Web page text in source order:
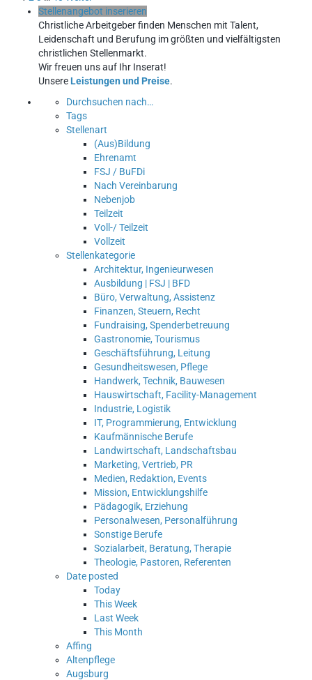
Stellenangebot inserieren
Christliche Arbeitgeber finden Menschen mit Talent,
Leidenschaft und Berufung im größten und vielfältigsten
christlichen Stellenmarkt.
Wir freuen uns auf Ihr Inserat!
Unsere Leistungen und Preise.
Durchsuchen nach…
Tags
Stellenart
(Aus)Bildung
Ehrenamt
FSJ / BuFDi
Nach Vereinbarung
Nebenjob
Teilzeit
Voll-/ Teilzeit
Vollzeit
Stellenkategorie
Architektur, Ingenieurwesen
Ausbildung | FSJ | BFD
Büro, Verwaltung, Assistenz
Finanzen, Steuern, Recht
Fundraising, Spenderbetreuung
Gastronomie, Tourismus
Geschäftsführung, Leitung
Gesundheitswesen, Pflege
Handwerk, Technik, Bauwesen
Hauswirtschaft, Facility-Management
Industrie, Logistik
IT, Programmierung, Entwicklung
Kaufmännische Berufe
Landwirtschaft, Landschaftsbau
Marketing, Vertrieb, PR
Medien, Redaktion, Events
Mission, Entwicklungshilfe
Pädagogik, Erziehung
Personalwesen, Personalführung
Sonstige Berufe
Sozialarbeit, Beratung, Therapie
Theologie, Pastoren, Referenten
Date posted
Today
This Week
Last Week
This Month
Affing
Altenpflege
Augsburg